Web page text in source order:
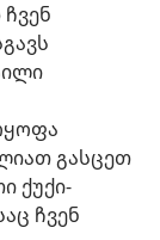
გასცეთ
ქუქი-
ჩვენ
(გაიხსნება
ახალი
ფანჯარა)